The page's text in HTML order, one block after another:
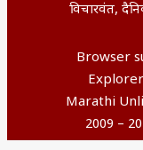
विचारवंत,
Browser
Marathi
2009 –